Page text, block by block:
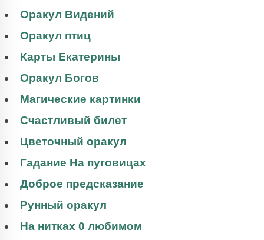
Оракул Видений
Оракул птиц
Карты Екатерины
Оракул Богов
Магические картинки
Счастливый билет
Цветочный оракул
Гадание На пуговицах
Доброе предсказание
Рунный оракул
На нитках 0 любимом